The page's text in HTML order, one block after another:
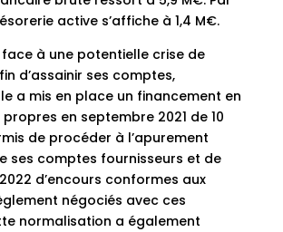
active s’affiche à 1,4 M€.
à une potentielle crise de
d’assainir ses comptes,
a mis en place un financement en
en septembre 2021 de 10
de procéder à l’apurement
ses comptes fournisseurs et de
d’encours conformes aux
négociés avec ces
normalisation a également